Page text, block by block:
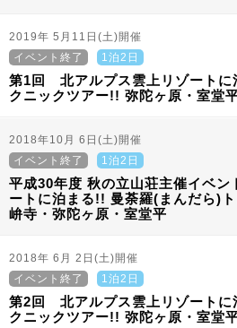
2019年 5月11日(土)開催
イベント終了
1泊2日
第1回 北アルプス雲上リゾートに
クニックツアー!! 弥陀ヶ原・室堂
2018年10月 6日(土)開催
イベント終了
1泊2日
平成30年度 秋の立山荘主催イベン
ートに泊まる!! 曼荼羅(まんだら)
峅寺・弥陀ヶ原・室堂平
2018年 6月 2日(土)開催
イベント終了
1泊2日
第2回 北アルプス雲上リゾートに
クニックツアー!! 弥陀ヶ原・室堂